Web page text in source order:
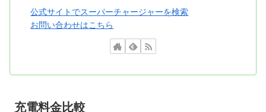
公式サイトでスーパーチャージャーを検索
お問い合わせはこちら
充電料金比較